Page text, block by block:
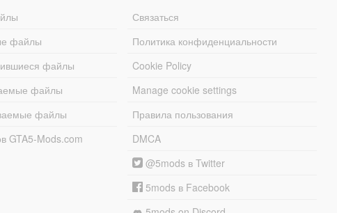
файлы
файлы
файлы
файлы
GTA5-Mods.com
Связаться
Политика конфиденциальности
Cookie Policy
Manage cookie settings
Правила пользования
DMCA
@5mods в Twitter
5mods в Facebook